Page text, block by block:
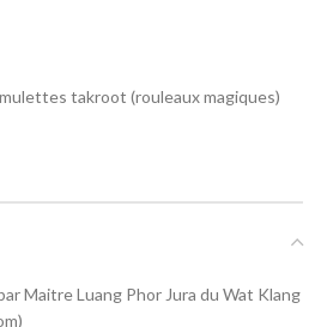
takroot (rouleaux magiques)
Maitre Luang Phor Jura du Wat Klang